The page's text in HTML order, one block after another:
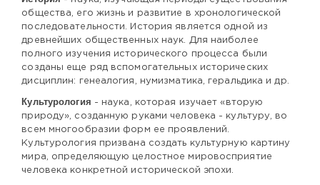
общества, его жизнь и развитие в хронологической
последовательности. История является одной из
древнейших общественных наук. Для наиболее
полного изучения исторического процесса были
созданы еще ряд вспомогательных исторических
дисциплин: генеалогия, нумизматика, геральдика и др.
Культурология - наука, которая изучает «вторую
природу», созданную руками человека - культуру, во
всем многообразии форм ее проявлений.
Культурология призвана создать культурную картину
мира, определяющую целостное мировосприятие
человека конкретной исторической эпохи.